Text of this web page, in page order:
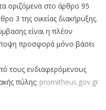
οριζόμενα στο άρθρο 95
3 της οικείας διακήρυξης.
είναι η πλέον
προσφορά μόνο βάσει
τους ενδιαφερόμενους
πύλης: promitheus.gov.gr